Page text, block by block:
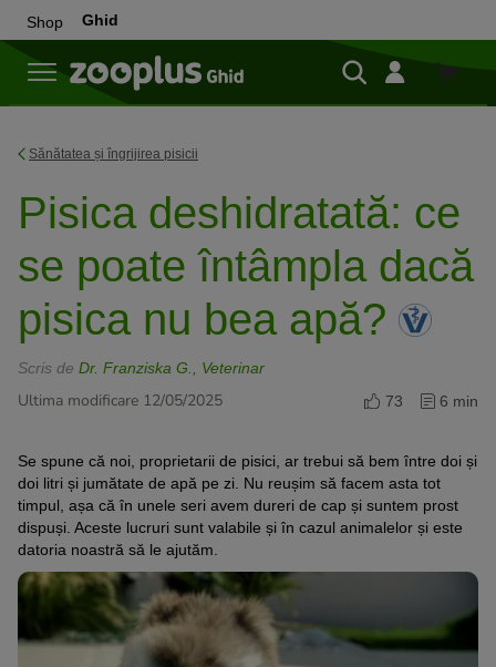
Shop Ghid
Sănătatea și îngrijirea pisicii
Pisica deshidratată: ce
se poate întâmpla dacă
pisica nu bea apă?
Scris de Dr. Franziska G., Veterinar
Ultima modificare 12/05/2025 73 6 min
Se spune că noi, proprietarii de pisici, ar trebui să bem între doi și
doi litri și jumătate de apă pe zi. Nu reușim să facem asta tot
timpul, așa că în unele seri avem dureri de cap și suntem prost
dispuși. Aceste lucruri sunt valabile și în cazul animalelor și este
datoria noastră să le ajutăm.